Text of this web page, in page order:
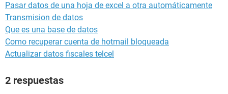
Pasar datos de una hoja de excel a otra automáticamente
Transmision de datos
Que es una base de datos
Como recuperar cuenta de hotmail bloqueada
Actualizar datos fiscales telcel
2 respuestas